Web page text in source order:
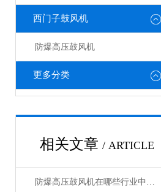
西门子鼓风机
防爆高压鼓风机
更多分类
相关文章 / ARTICLE
防爆高压鼓风机在哪些行业中有广泛应用？